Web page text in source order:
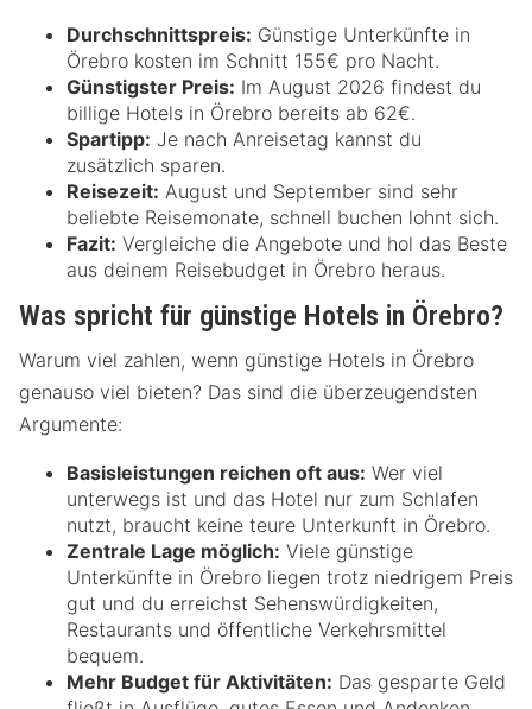
Durchschnittspreis: Günstige Unterkünfte in
Örebro kosten im Schnitt 155€ pro Nacht.
Günstigster Preis: Im August 2026 findest du
billige Hotels in Örebro bereits ab 62€.
Spartipp: Je nach Anreisetag kannst du
zusätzlich sparen.
Reisezeit: August und September sind sehr
beliebte Reisemonate, schnell buchen lohnt sich.
Fazit: Vergleiche die Angebote und hol das Beste
aus deinem Reisebudget in Örebro heraus.
Was spricht für günstige Hotels in Örebro?
Warum viel zahlen, wenn günstige Hotels in Örebro
genauso viel bieten? Das sind die überzeugendsten
Argumente:
Basisleistungen reichen oft aus: Wer viel
unterwegs ist und das Hotel nur zum Schlafen
nutzt, braucht keine teure Unterkunft in Örebro.
Zentrale Lage möglich: Viele günstige
Unterkünfte in Örebro liegen trotz niedrigem Preis
gut und du erreichst Sehenswürdigkeiten,
Restaurants und öffentliche Verkehrsmittel
bequem.
Mehr Budget für Aktivitäten: Das gesparte Geld